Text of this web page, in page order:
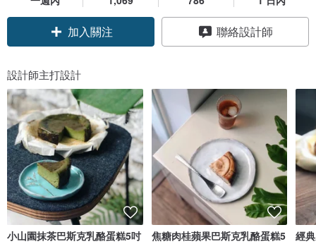
加入關注 聯絡設計師
設計師主打設計
小山園抹茶巴斯克乳酪蛋糕5吋
焦糖肉桂蘋果巴斯克乳酪蛋糕5
經